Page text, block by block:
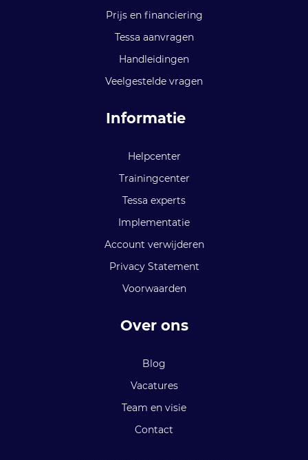
Prijs en financiering
Tessa aanvragen
Handleidingen
Veelgestelde vragen
Informatie
Helpcenter
Trainingcenter
Tessa experts
Implementatie
Account verwijderen
Privacy Statement
Voorwaarden
Over ons
Blog
Vacatures
Team en visie
Contact